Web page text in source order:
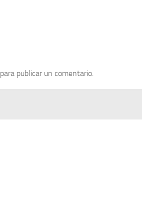
para publicar un comentario.